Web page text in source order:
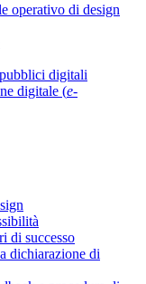
operativo di design
digitali
digitale (e-
di successo
dichiarazione di